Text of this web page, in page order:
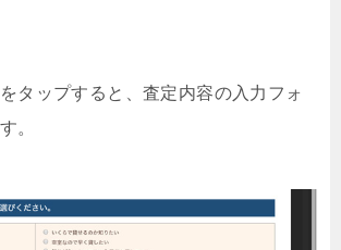
タップすると、査定内容の入力フォ
。